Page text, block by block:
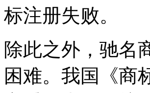
标注册失败。
除此之外，驰名
困难。我国《商